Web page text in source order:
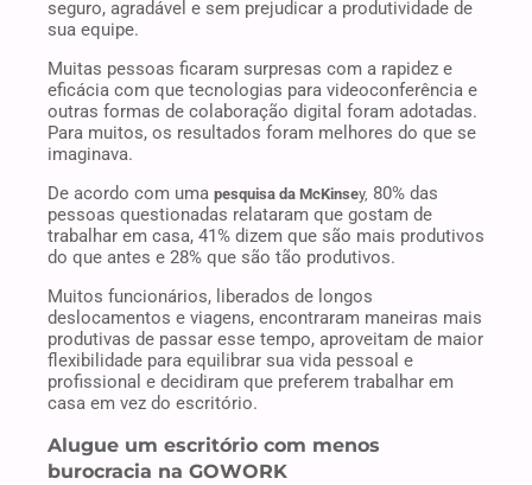
seguro, agradável e sem prejudicar a produtividade de
sua equipe.
Muitas pessoas ficaram surpresas com a rapidez e
eficácia com que tecnologias para videoconferência e
outras formas de colaboração digital foram adotadas.
Para muitos, os resultados foram melhores do que se
imaginava.
De acordo com uma pesquisa da McKinsey, 80% das
pessoas questionadas relataram que gostam de
trabalhar em casa, 41% dizem que são mais produtivos
do que antes e 28% que são tão produtivos.
Muitos funcionários, liberados de longos
deslocamentos e viagens, encontraram maneiras mais
produtivas de passar esse tempo, aproveitam de maior
flexibilidade para equilibrar sua vida pessoal e
profissional e decidiram que preferem trabalhar em
casa em vez do escritório.
Alugue um escritório com menos
burocracia na GOWORK